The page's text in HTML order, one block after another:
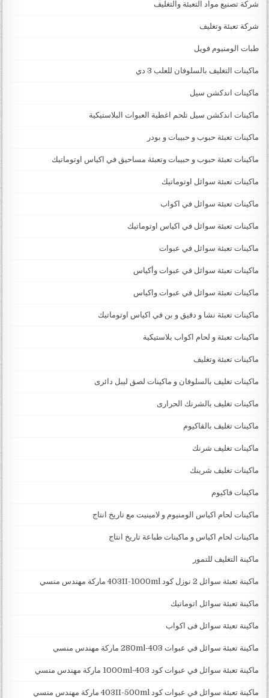
شركة تصنيع مواد التعبئة والتغليف
شركة تعبئة وتغليف
طبات الومنيوم فويل
ماكينات التغليف بالسلوفان للعلب 3 دي
ماكينات اندكشن سيل
ماكينات اندكشن سيل تلحم اغطية العبوات البلاستيكية
ماكينات تعبئة حبوب و حبيبات و بودر
ماكينات تعبئة حبوب و حبيبات وتعبئة مساحيق في اكياس اوتوماتيك
ماكينات تعبئة سوائل اوتوماتيك
ماكينات تعبئة سوائل في اكواب
ماكينات تعبئة سوائل في اكياس اوتوماتيك
ماكينات تعبئة سوائل في عبوات
ماكينات تعبئة سوائل في عبوات وأكياس
ماكينات تعبئة سوائل في عبوات واكياس
ماكينات تعبئة نشا و دقيق و بن في اكياس اوتوماتيك
ماكينات تعبئة و لحام اكواب بلاستيكية
ماكينات تعبئة وتغليف
ماكينات تغليف بالسلوفان و ماكينات لصق ليبل دائرى
ماكينات تغليف بالشرنك الحرارى
ماكينات تغليف بالفاكيوم
ماكينات تغليف شرنك
ماكينات تغليف شرينك
ماكينات فاكيوم
ماكينات لحام اكياس الومنيوم و لامينيت مع تاريخ انتاج
ماكينات لحام اكياس و ماكينات طباعة تاريخ انتاج
ماكينة التغليف للتمور
ماكينة تعبئة سوائل 2 نوزل كود 403II-1000ml ماركة مهندس منسي
ماكينة تعبئة سوائل اتوماتيك
ماكينة تعبئة سوائل فى اكواب
ماكينة تعبئة سوائل في عبوات 403-280ml ماركة مهندس منسي
ماكينة تعبئة سوائل في عبوات كود 403-1000ml ماركة مهندس منسي
ماكينة تعبئة سوائل في عبوات كود 403II-500ml ماركة مهندس منسي